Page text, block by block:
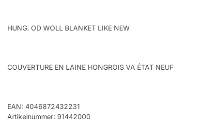
HUNG. OD WOLL BLANKET LIKE NEW
COUVERTURE EN LAINE HONGROIS VA ÉTAT NEUF
EAN: 4046872432231
Artikelnummer: 91442000